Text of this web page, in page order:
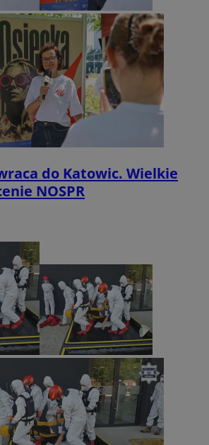
do Katowic. Wielkie
NOSPR